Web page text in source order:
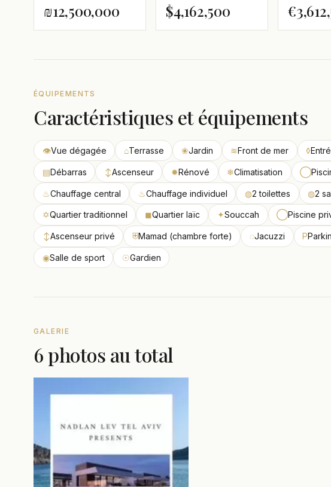
₪12,500,000 $4,162,500
ÉQUIPEMENTS
Caractéristiques et équipements
👁Vue dégagée ⌂Terrasse ❀Jardin ≋Front de mer ◊
▤Débarras ↕Ascenseur ✹Rénové ❄Climatisation ◯
♨Chauffage central ♨Chauffage individuel ◍2 toilettes ◍2
✡Quartier traditionnel ◼Quartier laïc ✦Souccah ◯Piscine
↕Ascenseur privé ⛨Mamad (chambre forte) ◌Jacuzzi P
◉Salle de sport ☉Gardien
GALERIE
6 photos au total